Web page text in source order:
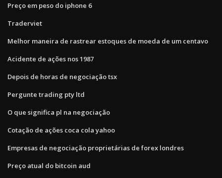
Preço em peso do iphone 6
Traderviet
Melhor maneira de rastrear estoques de moeda de um centavo
Acidente de ações nos 1987
Depois de horas de negociação tsx
Pergunte trading pty ltd
O que significa pl na negociação
Cotação de ações coca cola yahoo
Empresas de negociação proprietárias de forex londres
Preço atual do bitcoin aud